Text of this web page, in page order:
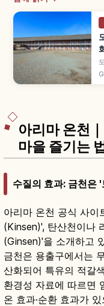
아리마 온천
마을 즐기는
수질의 효과: 금천은
아리마 온천 공식 사이
(Kinsen)', 탄산천이나
(Ginsen)'을 소개하고
금천은 용출구에서는
산화되어 특유의 적갈
환경성 자료에 따르면
온 효과·순환 효과가